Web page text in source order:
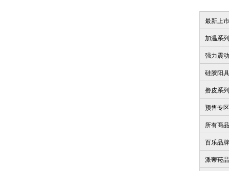
最新上市
加温系列
强力震动
硅胶阳具
撸皮系列
预售专区
所有商品
百乐品牌
派蒂菈